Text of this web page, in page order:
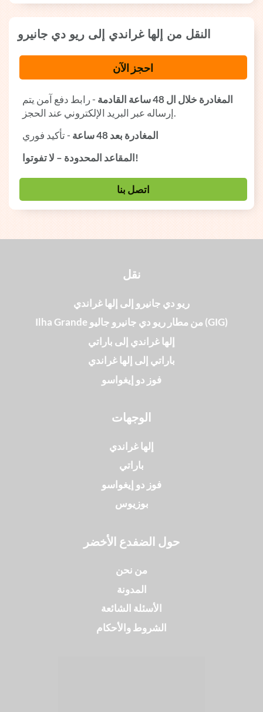
النقل من إلها غراندي إلى ريو دي جانيرو
احجز الآن
المغادرة خلال ال 48 ساعة القادمة
- رابط دفع آمن يتم
إرساله عبر البريد الإلكتروني عند الحجز.
المغادرة بعد 48 ساعة
- تأكيد فوري
المقاعد المحدودة – لا تفوتوا!
اتصل بنا
نقل
ريو دي جانيرو إلى إلها غراندي
Ilha Grande من مطار ريو دي جانيرو جاليو (GIG)
إلها غراندي إلى باراتي
باراتي إلى إلها غراندي
فوز دو إيغواسو
الوجهات
إلها غراندي
باراتي
فوز دو إيغواسو
بوزيوس
حول الضفدع الأخضر
من نحن
المدونة
الأسئلة الشائعة
الشروط والأحكام